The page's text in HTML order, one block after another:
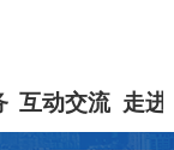
互动交流 走进